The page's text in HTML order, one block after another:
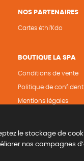
NOS PARTENAIRES
Cartes éthi’Kdo
BOUTIQUE LA SPA
Conditions de vente
Politique de
Mentions légales
le stockage de
nos campagnes